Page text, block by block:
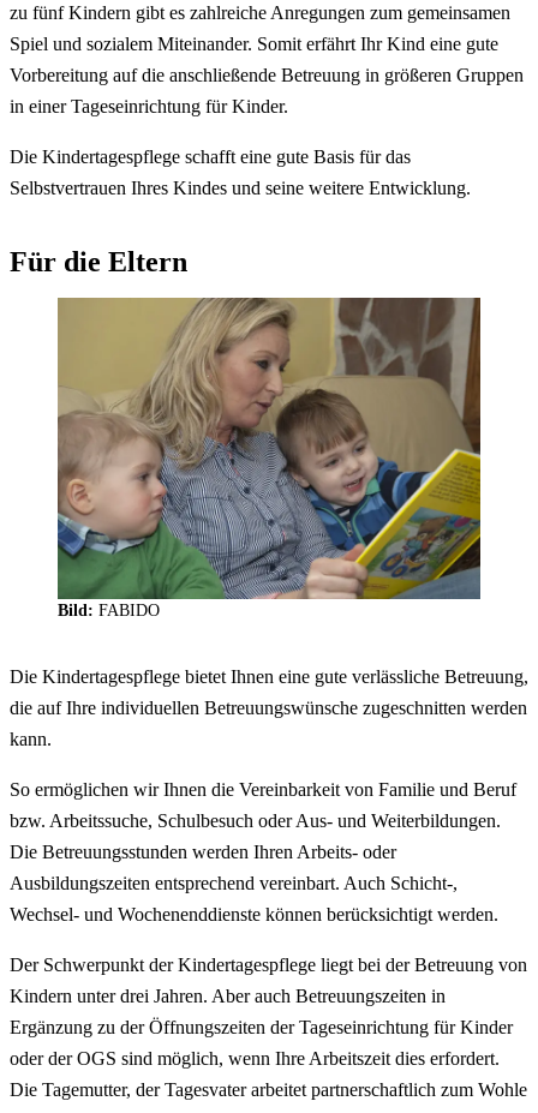
zu fünf Kindern gibt es zahlreiche Anregungen zum gemeinsamen
Spiel und sozialem Miteinander. Somit erfährt Ihr Kind eine gute
Vorbereitung auf die anschließende Betreuung in größeren Gruppen
in einer Tageseinrichtung für Kinder.
Die Kindertagespflege schafft eine gute Basis für das
Selbstvertrauen Ihres Kindes und seine weitere Entwicklung.
Für die Eltern
Bild: FABIDO
Die Kindertagespflege bietet Ihnen eine gute verlässliche Betreuung,
die auf Ihre individuellen Betreuungswünsche zugeschnitten werden
kann.
So ermöglichen wir Ihnen die Vereinbarkeit von Familie und Beruf
bzw. Arbeitssuche, Schulbesuch oder Aus- und Weiterbildungen.
Die Betreuungsstunden werden Ihren Arbeits- oder
Ausbildungszeiten entsprechend vereinbart. Auch Schicht-,
Wechsel- und Wochenenddienste können berücksichtigt werden.
Der Schwerpunkt der Kindertagespflege liegt bei der Betreuung von
Kindern unter drei Jahren. Aber auch Betreuungszeiten in
Ergänzung zu der Öffnungszeiten der Tageseinrichtung für Kinder
oder der OGS sind möglich, wenn Ihre Arbeitszeit dies erfordert.
Die Tagemutter, der Tagesvater arbeitet partnerschaftlich zum Wohle